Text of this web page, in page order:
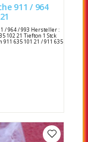
/ 964 / 993 Hersteller :
102 21 Tiefton 1 Stck
635 101 21 / 911 635